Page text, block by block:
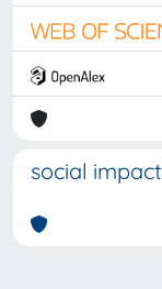
social impact